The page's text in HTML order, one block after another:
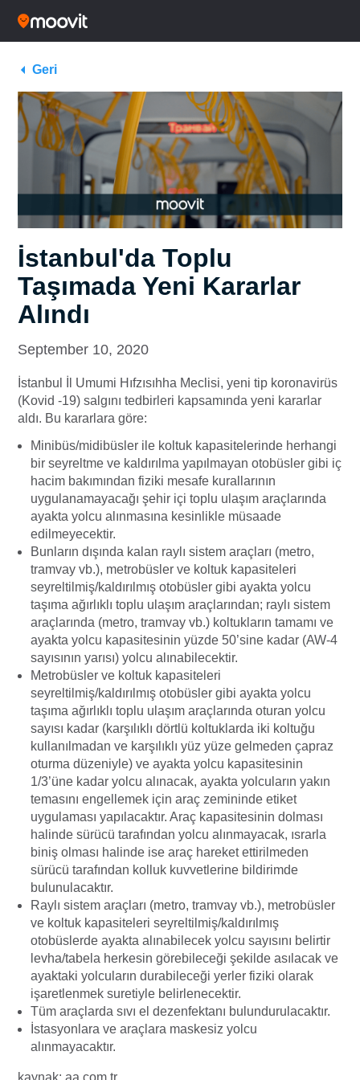
Geri
İstanbul'da Toplu
Taşımada Yeni Kararlar
Alındı
September 10, 2020
İstanbul İl Umumi Hıfzısıhha Meclisi, yeni tip koronavirüs
(Kovid -19) salgını tedbirleri kapsamında yeni kararlar
aldı. Bu kararlara göre:
Minibüs/midibüsler ile koltuk kapasitelerinde herhangi
bir seyreltme ve kaldırılma yapılmayan otobüsler gibi iç
hacim bakımından fiziki mesafe kurallarının
uygulanamayacağı şehir içi toplu ulaşım araçlarında
ayakta yolcu alınmasına kesinlikle müsaade
edilmeyecektir.
Bunların dışında kalan raylı sistem araçları (metro,
tramvay vb.), metrobüsler ve koltuk kapasiteleri
seyreltilmiş/kaldırılmış otobüsler gibi ayakta yolcu
taşıma ağırlıklı toplu ulaşım araçlarından; raylı sistem
araçlarında (metro, tramvay vb.) koltukların tamamı ve
ayakta yolcu kapasitesinin yüzde 50’sine kadar (AW-4
sayısının yarısı) yolcu alınabilecektir.
Metrobüsler ve koltuk kapasiteleri
seyreltilmiş/kaldırılmış otobüsler gibi ayakta yolcu
taşıma ağırlıklı toplu ulaşım araçlarında oturan yolcu
sayısı kadar (karşılıklı dörtlü koltuklarda iki koltuğu
kullanılmadan ve karşılıklı yüz yüze gelmeden çapraz
oturma düzeniyle) ve ayakta yolcu kapasitesinin
1/3’üne kadar yolcu alınacak, ayakta yolcuların yakın
temasını engellemek için araç zemininde etiket
uygulaması yapılacaktır. Araç kapasitesinin dolması
halinde sürücü tarafından yolcu alınmayacak, ısrarla
biniş olması halinde ise araç hareket ettirilmeden
sürücü tarafından kolluk kuvvetlerine bildirimde
bulunulacaktır.
Raylı sistem araçları (metro, tramvay vb.), metrobüsler
ve koltuk kapasiteleri seyreltilmiş/kaldırılmış
otobüslerde ayakta alınabilecek yolcu sayısını belirtir
levha/tabela herkesin görebileceği şekilde asılacak ve
ayaktaki yolcuların durabileceği yerler fiziki olarak
işaretlenmek suretiyle belirlenecektir.
Tüm araçlarda sıvı el dezenfektanı bulundurulacaktır.
İstasyonlara ve araçlara maskesiz yolcu
alınmayacaktır.